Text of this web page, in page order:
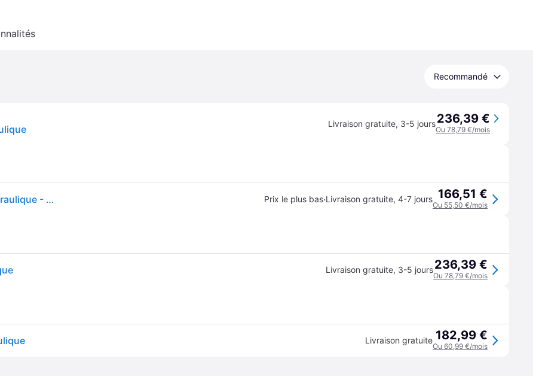
Recommandé
Livraison gratuite, 3-5 jours236,39 €
Ou 78,79 €/mois
vidaXL Machine à ramer 5 niveaux de résistance hydraulique - Noir Prix le plus bas·Livraison gratuite, 4-7 jours 166,51 €
Ou 55,50 €/mois
Livraison gratuite, 3-5 jours236,39 €
Ou 78,79 €/mois
Livraison gratuite 182,99 €
Ou 60,99 €/mois